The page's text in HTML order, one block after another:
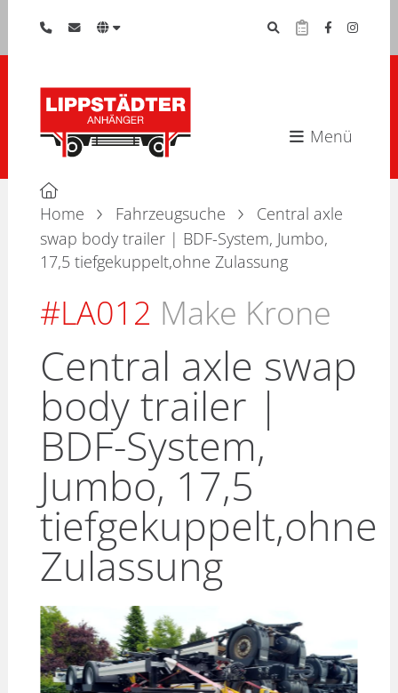
Menü
Home Fahrzeugsuche
Central axle
swap body trailer | BDF-System, Jumbo,
17,5 tiefgekuppelt,ohne Zulassung
#LA012 Make Krone
Central axle swap
body trailer |
BDF-System,
Jumbo, 17,5
tiefgekuppelt,ohne
Zulassung